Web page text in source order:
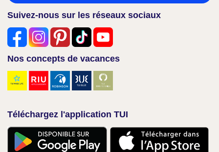
Suivez-nous sur les réseaux sociaux
Nos concepts de vacances
Téléchargez l'application TUI